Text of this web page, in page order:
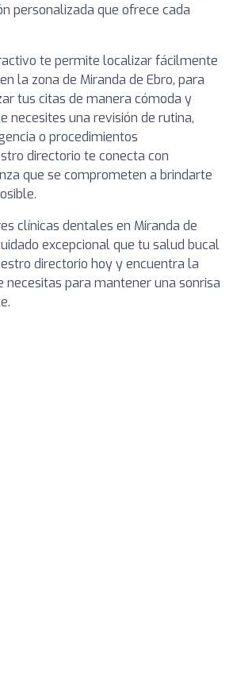
personalizada que ofrece cada
te permite localizar fácilmente
la zona de Miranda de Ebro, para
tus citas de manera cómoda y
necesites una revisión de rutina,
o procedimientos
directorio te conecta con
que se comprometen a brindarte
clínicas dentales en Miranda de
excepcional que tu salud bucal
directorio hoy y encuentra la
necesitas para mantener una sonrisa